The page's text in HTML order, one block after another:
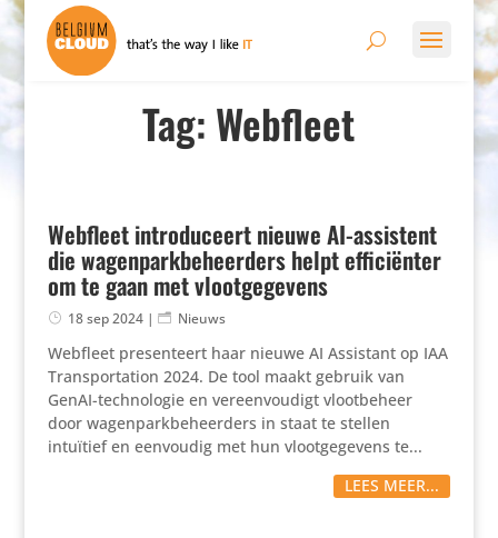
Tag: Webfleet
Webfleet introduceert nieuwe AI-assistent
die wagenparkbeheerders helpt efficiënter
om te gaan met vlootgegevens
18 sep 2024| Nieuws
Webfleet presen­teert haar nieuwe AI Assistant op IAA
Trans­porta­tion 2024. De tool maakt gebruik van
GenAI-tech­no­logie en vereen­vou­digt vloot­be­heer
door wagen­park­be­heer­ders in staat te stellen
intuïtief en eenvoudig met hun vloot­ge­ge­vens te...
LEES MEER...